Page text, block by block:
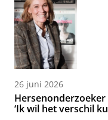
26 juni 2026
‘Ik wil het verschil